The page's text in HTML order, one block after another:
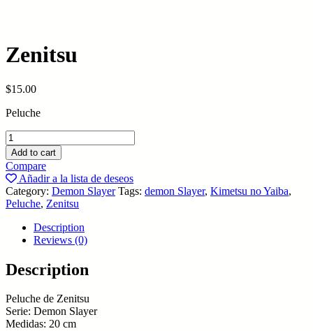
Zenitsu
$15.00
Peluche
Zenitsu
quantity
Add to cart
Compare
Añadir a la lista de deseos
Category: Demon Slayer Tags: demon Slayer, Kimetsu no Yaiba,
Peluche, Zenitsu
Description
Reviews (0)
Description
Peluche de Zenitsu
Serie: Demon Slayer
Medidas: 20 cm